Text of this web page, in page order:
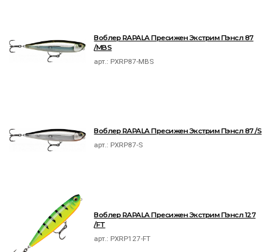
Воблер RAPALA Пресижен Экстрим Пэнсл 87
/MBS
арт.: PXRP87-MBS
Воблер RAPALA Пресижен Экстрим Пэнсл 87 /S
арт.: PXRP87-S
Воблер RAPALA Пресижен Экстрим Пэнсл 127
/FT
арт.: PXRP127-FT